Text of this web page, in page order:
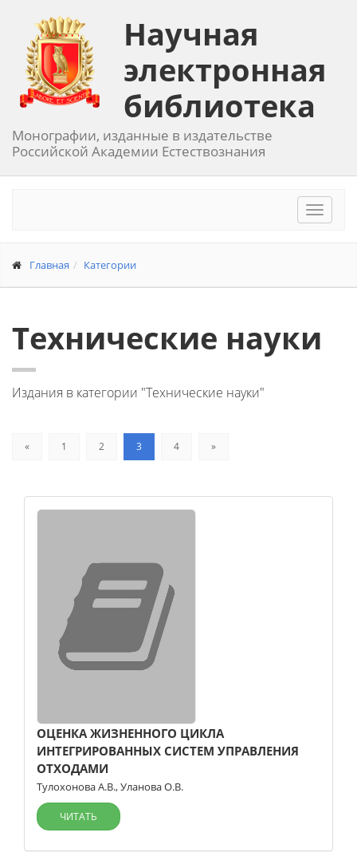
Научная
электронная
библиотека
Монографии, изданные в издательстве
Российской Академии Естествознания
Toggle
Главная Категории
Технические науки
Издания в категории "Технические науки"
« 1 2 3 4 »
ОЦЕНКА ЖИЗНЕННОГО ЦИКЛА
ИНТЕГРИРОВАННЫХ СИСТЕМ УПРАВЛЕНИЯ
ОТХОДАМИ
Тулохонова А.В.,Уланова О.В.
ЧИТАТЬ